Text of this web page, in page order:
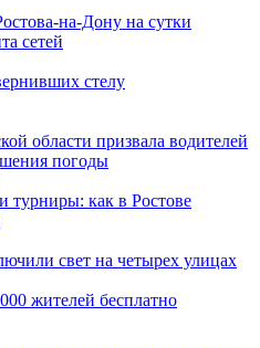
на-Дону на сутки
сетей
стелу
области призвала водителей
погоды
турниры: как в Ростове
свет на четырех улицах
жителей бесплатно